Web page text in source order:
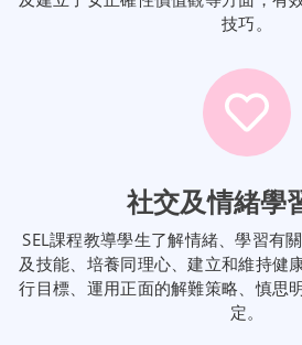
技巧。
社交及情緒學
SEL課程教導學生了解情緒、學習有
及技能、培養同理心、建立和維持健
行目標、運用正面的解難策略、慎思
定。